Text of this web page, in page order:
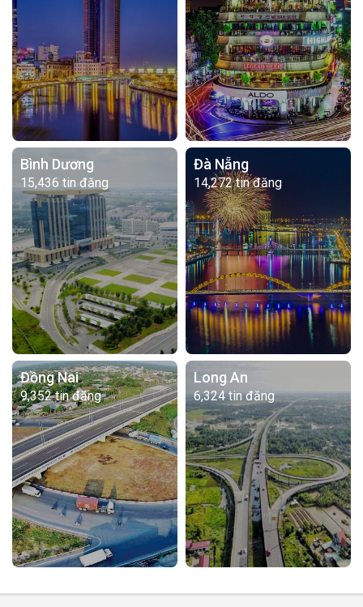
Bình Dương
15,436 tin đăng
Đà Nẵng
14,272 tin đăng
Đồng Nai
9,352 tin đăng
Long An
6,324 tin đăng